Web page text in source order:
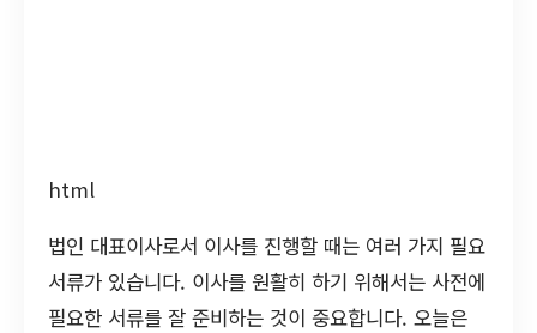
html
법인 대표이사로서 이사를 진행할 때는 여러 가지 필요
서류가 있습니다. 이사를 원활히 하기 위해서는 사전에
필요한 서류를 잘 준비하는 것이 중요합니다. 오늘은